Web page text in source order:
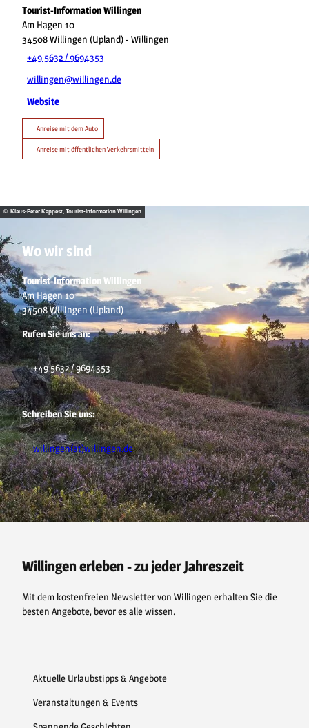
Tourist-Information Willingen
Am Hagen 10
34508Willingen (Upland)- Willingen
+49 5632 / 9694353
willingen@willingen.de
Website
Anreise mit dem Auto
Anreise mit öffentlichen Verkehrsmitteln
© Klaus-Peter Kappest, Tourist-Information Willingen
Wo wir sind
Tourist-Information Willingen
Am Hagen 10
34508 Willingen (Upland)
Rufen Sie uns an:
+49 5632 / 9694353
Schreiben Sie uns:
willingen(at)willingen.de
F
a
c
o
k
P
i
n
e
s
Y
o
u
e
I
n
s
r
a
Willingen erleben - zu jeder Jahreszeit
Mit dem kostenfreien Newsletter von Willingen erhalten Sie die
besten Angebote, bevor es alle wissen.
Aktuelle Urlaubstipps & Angebote
Veranstaltungen & Events